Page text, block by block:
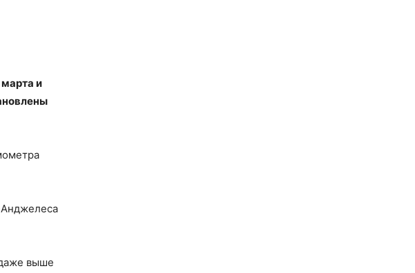
и
Анджелеса
выше